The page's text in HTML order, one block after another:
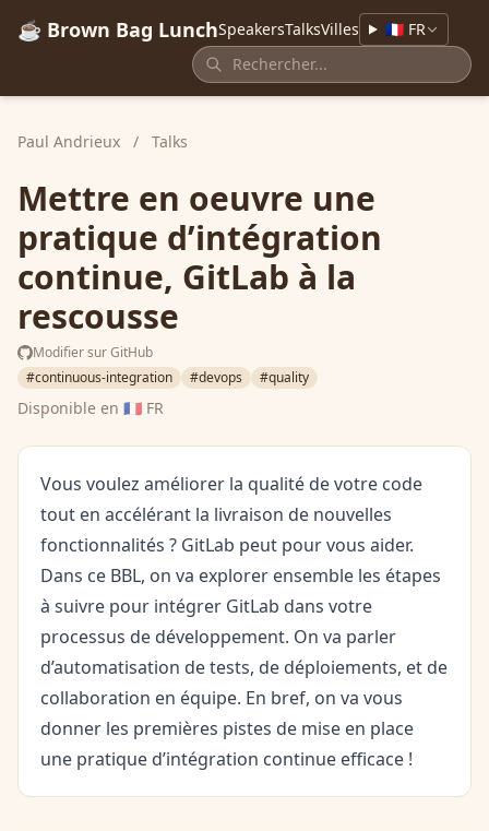
☕ Brown Bag LunchSpeakersTalksVilles 🇫🇷 FR
Paul Andrieux / Talks
Mettre en oeuvre une
pratique d’intégration
continue, GitLab à la
rescousse
Modifier sur GitHub
#continuous-integration
#devops #quality
Disponible en 🇫🇷 FR
Vous voulez améliorer la qualité de votre code
tout en accélérant la livraison de nouvelles
fonctionnalités ? GitLab peut pour vous aider.
Dans ce BBL, on va explorer ensemble les étapes
à suivre pour intégrer GitLab dans votre
processus de développement. On va parler
d’automatisation de tests, de déploiements, et de
collaboration en équipe. En bref, on va vous
donner les premières pistes de mise en place
une pratique d’intégration continue efficace !